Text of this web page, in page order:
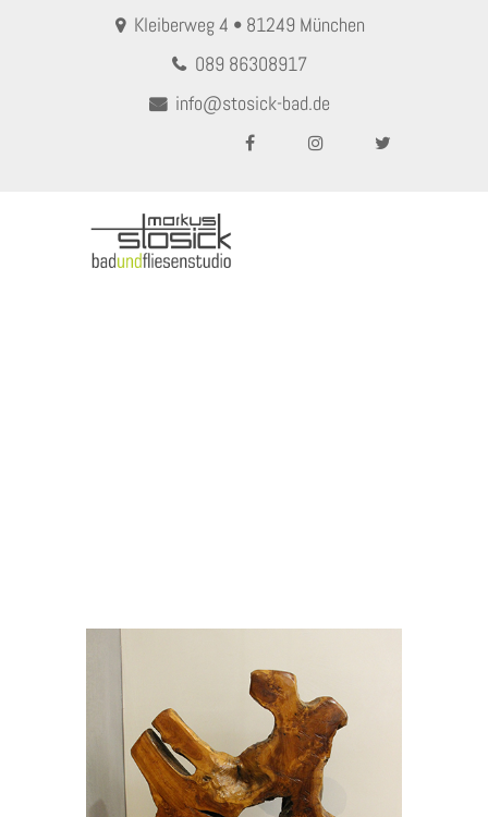
Kleiberweg 4 • 81249 München
089 86308917
info@stosick-bad.de